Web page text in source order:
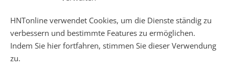
HNTonline verwendet Cookies, um die Dienste ständig zu
verbessern und bestimmte Features zu ermöglichen.
Indem Sie hier fortfahren, stimmen Sie dieser Verwendung
zu.
Mo – Fr 08:00 – 22:00 Uhr
Sa + So 10:00 – 18:00 Uhr